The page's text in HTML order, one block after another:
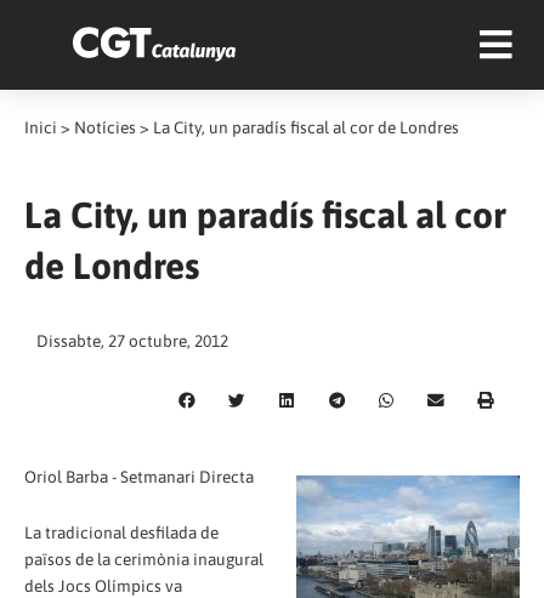
Inici > Notícies > La City, un paradís fiscal al cor de Londres
La City, un paradís fiscal al cor
de Londres
Dissabte, 27 octubre, 2012
Oriol Barba - Setmanari Directa
La tradicional desfilada de
països de la cerimònia inaugural
dels Jocs Olímpics va